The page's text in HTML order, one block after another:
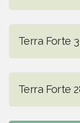
Terra Forte
Terra Forte